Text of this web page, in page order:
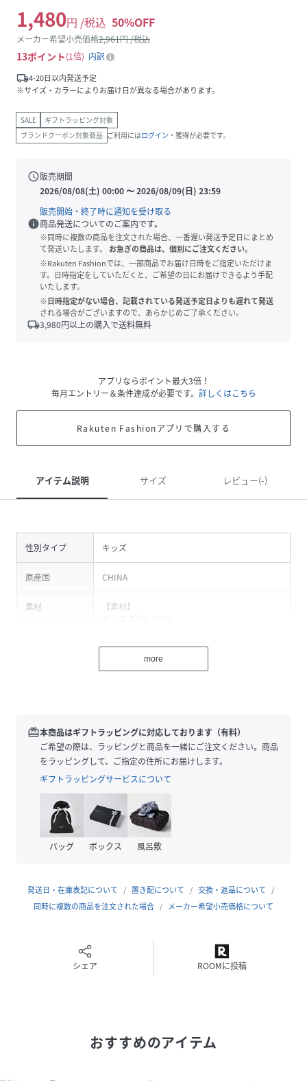
1,480円 /税込 50%OFF
メーカー希望小売価格2,961円 /税込
13ポイント 1倍
内訳
local_shipping4-20日以内発送予定
※サイズ・カラーによりお届け日が異なる場合があります。
SALE
ギフトラッピング対象
ブランドクーポン対象商品 ご利用にはログイン ・獲得が必要です。
schedule販売期間
2026/08/08(土) 00:00〜2026/08/09(日) 23:59
販売開始・終了時に通知を受け取る
info商品発送についてのご案内です。
※同時に複数の商品を注文された場合、一番遅い発送予定日にまとめ
て発送いたします。
お急ぎの商品は、個別にご注文ください。
※Rakuten Fashionでは、一部商品でお届け日時をご指定いただけま
す。日時指定をしていただくと、ご希望の日にお届けできるよう手配
いたします。
※日時指定がない場合、記載されている発送予定日よりも遅れて発送
される場合がございますので、あらかじめご了承ください。
local_shipping3,980円以上の購入で送料無料
アプリならポイント最大3倍！
毎月エントリー＆条件達成が必要です。 詳しくはこちら
Rakuten Fashionアプリで購入する
アイテム説明 サイズ レビュー(-)
性別タイプ キッズ
原産国 CHINA
素材
【素材】
【厚さ】
春秋にピッタリの薄手生地です。
とは出来ませんので、予めご了承の上ご購入下
さい。
・商品の色味に関しましては、モニターにより
若干の誤差が出る場合があります。
・表記サイズは全てスタッフが平置きで計測し
た実寸値です。計測の仕方により実寸値とは若
干（1～2cm前後 / 冬物は2～3cm）異なる場合
がございます。
100cm、110cm、120cm、130cm、140cm、
品番
NF7216_saa01556
(saa01556-a-100 NF7216 )
more
redeem本商品はギフトラッピングに対応しております（有料）
ご希望の際は、ラッピングと商品を一緒にご注文ください。商品
をラッピングして、ご指定の住所にお届けします。
ギフトラッピングサービスについて
バッグ ボックス 風呂敷
発送日・在庫表記について 置き配について
交換・返品について
同時に複数の商品を注文された場合
メーカー希望小売価格について
シェア ROOMに投稿
おすすめのアイテム